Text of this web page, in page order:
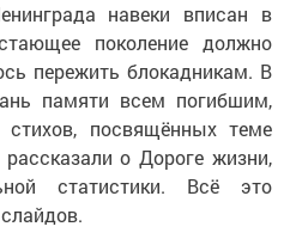
навеки вписан в
поколение должно
пережить блокадникам. В
памяти всем погибшим,
стихов, посвящённых теме
о Дороге жизни,
статистики. Всё это